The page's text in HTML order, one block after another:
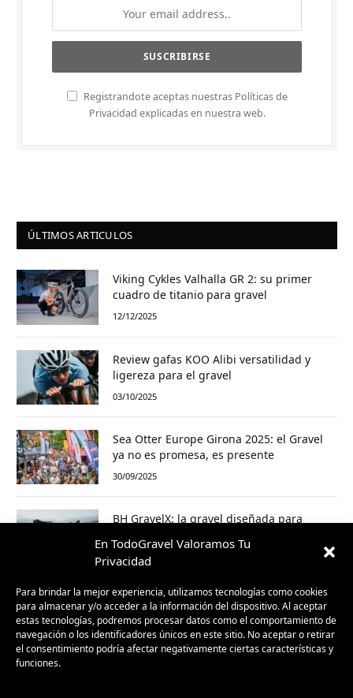
En TodoGravel Valoramos Tu
Privacidad
Para brindar la mejor experiencia, utilizamos tecnologías como cookies
para almacenar y/o acceder a la información del dispositivo. Al aceptar
estas tecnologías, podremos procesar datos como el comportamiento de
navegación o los identificadores únicos en este sitio. No aceptar o retirar
el consentimiento podría afectar negativamente ciertas características y
funciones.
Registrandote aceptas nuestras Políticas de
Privacidad explicadas en nuestra web.
ÚLTIMOS ARTICULOS
Viking Cykles Valhalla GR 2: su primer
cuadro de titanio para gravel
12/12/2025
Review gafas KOO Alibi versatilidad y
ligereza para el gravel
03/10/2025
Sea Otter Europe Girona 2025: el Gravel
ya no es promesa, es presente
30/09/2025
BH GravelX: la gravel diseñada para
23/09/2025